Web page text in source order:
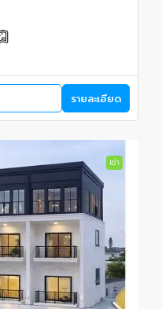
รายละเอียด
เช่า